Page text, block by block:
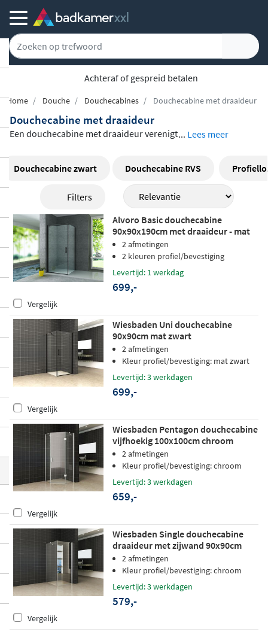
Achteraf of gespreid betalen
Home Douche Douchecabines Douchecabine met draaideur
Douchecabine met draaideur
Een douchecabine met draaideur verenigt
akin één geheel. Ons assortiment omvat
modellen van Wiesbaden, Sealskin, Braue
r, Riho, Alvoro en Van Rijn Products, in uit
eenlopende afmetingen en vormen. Of u k
iest voor een zij-instap met vaste zijwand,
een hoekinstap of een kwartronde cabin
e: de draaideur opent vlot naar binnen of
buiten en biedt een ruime toegang. De me
este cabines zijn uitgevoerd indik veilighe
idsglas met een antikalkbehandeling
niverseel links of rechts te monteren. Kies
uw afwerking in chroom, mat zwart, gebor
steld RVS of goud voor een resultaat dat p
erfect aansluit bij uw badkamer.
... Lees meer
Douchecabine zwart Douchecabine RVS
Filters
Alvoro Basic douchecabine
90x90x190cm met draaideur - mat
zwart
2 afmetingen
2 kleuren profiel/bevestiging
Levertijd: 1 werkdag
699,-
Vergelijk
Wiesbaden Uni douchecabine
90x90cm mat zwart
2 afmetingen
Kleur profiel/bevestiging: mat zwart
Levertijd: 3 werkdagen
699,-
Vergelijk
Wiesbaden Pentagon douchecabine
vijfhoekig 100x100cm chroom
2 afmetingen
Kleur profiel/bevestiging: chroom
Levertijd: 3 werkdagen
659,-
Vergelijk
Wiesbaden Single douchecabine
draaideur met zijwand 90x90cm
chroom
2 afmetingen
Kleur profiel/bevestiging: chroom
Levertijd: 3 werkdagen
579,-
Vergelijk